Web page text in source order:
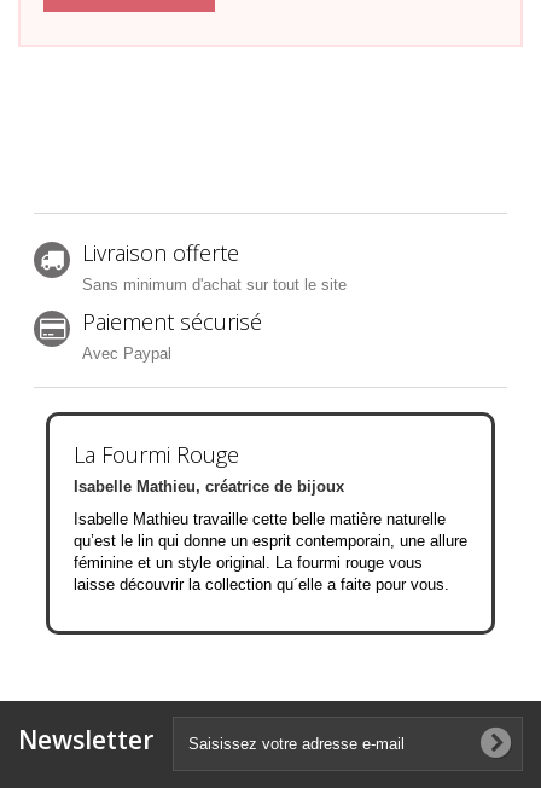
Livraison offerte
Sans minimum d'achat sur tout le site
Paiement sécurisé
Avec Paypal
La Fourmi Rouge
Isabelle Mathieu, créatrice de bijoux
Isabelle Mathieu travaille cette belle matière naturelle
qu’est le lin qui donne un esprit contemporain, une allure
féminine et un style original. La fourmi rouge vous
laisse découvrir la collection qu´elle a faite pour vous.
Newsletter